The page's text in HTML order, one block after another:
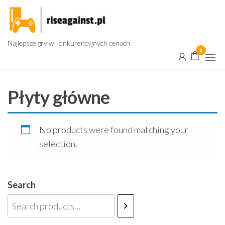
Przejdź
treści
Najlepsze gry w konkurencyjnych cenach
0
Płyty główne
No products were found matching your
selection.
Search